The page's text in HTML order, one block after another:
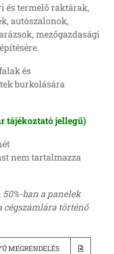
és termelő raktárak,
autószalonok,
mezőgazdasági
és
burkolására
tájékoztató jellegű)
nem tartalmazza
50%-ban a panelek
történő
MEGRENDELÉS